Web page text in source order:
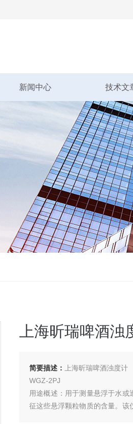
新闻中心 技术文
上海昕瑞啤酒浊
简要描述：
上海昕瑞啤酒浊度计
WGZ-2PJ
用途概述：用于测量悬浮于水
征这些悬浮颗粒物质的含量。该